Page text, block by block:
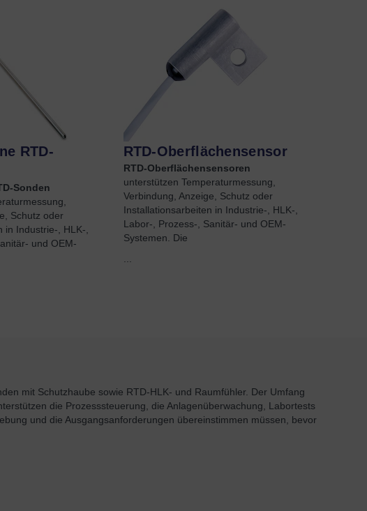
RTD-
Sonden
Schutz oder
in Industrie-, HLK-,
und OEM-
RTD-Oberflächensensor
RTD-Oberflächensensoren
unterstützen Temperaturmessung,
Verbindung, Anzeige, Schutz oder
Installationsarbeiten in Industrie-, HLK-,
Labor-, Prozess-, Sanitär- und OEM-
Systemen. Die
mit Schutzhaube sowie RTD-HLK- und Raumfühler. Der Umfang
die Prozesssteuerung, die Anlagenüberwachung, Labortests
und die Ausgangsanforderungen übereinstimmen müssen, bevor